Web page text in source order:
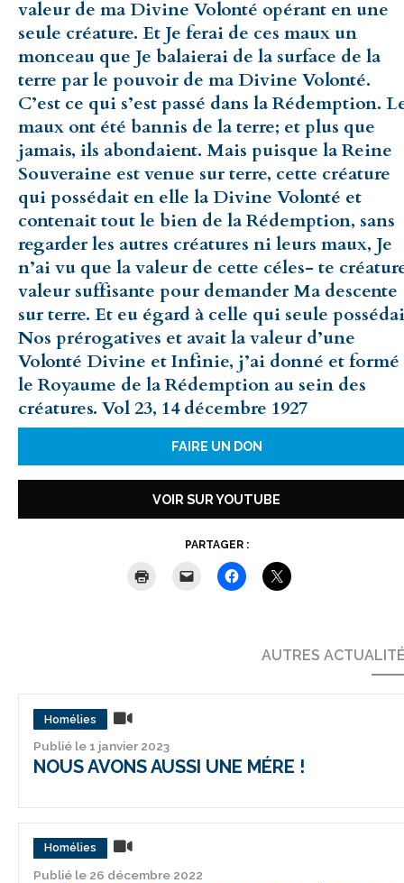
valeur de ma Divine Volonté opérant en une
seule créature. Et Je ferai de ces maux un
monceau que Je balaierai de la surface de la
terre par le pouvoir de ma Divine Volonté.
C’est ce qui s’est passé dans la Rédemption.
maux ont été bannis de la terre; et plus que
jamais, ils abondaient. Mais puisque la Reine
Souveraine est venue sur terre, cette créature
qui possédait en elle la Divine Volonté et
contenait tout le bien de la Rédemption, sans
regarder les autres créatures ni leurs maux, Je
n’ai vu que la valeur de cette céles- te
valeur suffisante pour demander Ma descente
sur terre. Et eu égard à celle qui seule
Nos prérogatives et avait la valeur d’une
Volonté Divine et Infinie, j’ai donné et formé
le Royaume de la Rédemption au sein des
créatures. Vol 23, 14 décembre 1927
FAIRE UN DON
VOIR SUR YOUTUBE
PARTAGER :
AUTRES
Homélies
Publié le 1 janvier 2023
NOUS AVONS AUSSI UNE MÉRE !
Homélies
Publié le 26 décembre 2022